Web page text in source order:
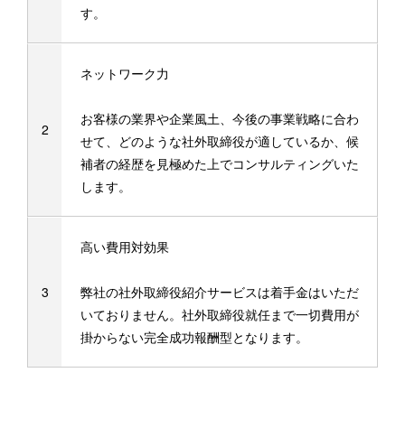
す。
ネットワーク力
お客様の業界や企業風土、今後の事業戦略に合わ
せて、どのような社外取締役が適しているか、候
補者の経歴を見極めた上でコンサルティングいた
します。
高い費用対効果
弊社の社外取締役紹介サービスは着手金はいただ
いておりません。社外取締役就任まで一切費用が
掛からない完全成功報酬型となります。